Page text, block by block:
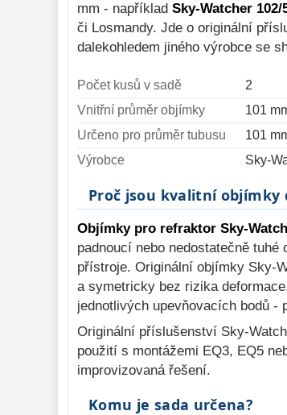
Foto stativy 10
Ostatní 179
mm - například Sky-Watcher 102/
či Losmandy. Jde o originální
dalekohledem jiného výrobce se
Počet kusů v sadě
2
Vnitřní průměr objímky
101
Určeno pro průměr tubusu
101
Výrobce
Sky-
Proč jsou kvalitní objímky
Objímky pro refraktor Sky-
padnoucí nebo nedostatečně
přístroje. Originální objímky Sky-
a symetricky bez rizika
jednotlivých upevňovacích bodů -
Originální příslušenství Sky-
použití s montážemi EQ3, EQ5
improvizovaná řešení.
Komu je sada určena?